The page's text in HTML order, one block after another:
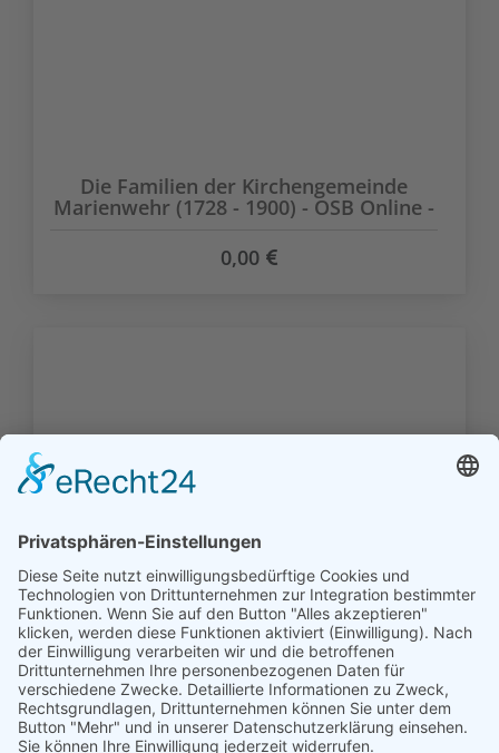
Die Familien der Kirchengemeinde
Marienwehr (1728 - 1900) - OSB Online -
0,00
Die Familien der Kirchengemeinde
Midlum (1704-1900) - OSB Online -